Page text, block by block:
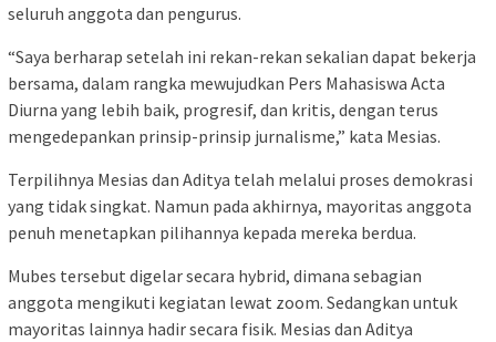
seluruh anggota dan pengurus.
“Saya berharap setelah ini rekan-rekan sekalian dapat bekerja
bersama, dalam rangka mewujudkan Pers Mahasiswa Acta
Diurna yang lebih baik, progresif, dan kritis, dengan terus
mengedepankan prinsip-prinsip jurnalisme,” kata Mesias.
Terpilihnya Mesias dan Aditya telah melalui proses demokrasi
yang tidak singkat. Namun pada akhirnya, mayoritas anggota
penuh menetapkan pilihannya kepada mereka berdua.
Mubes tersebut digelar secara hybrid, dimana sebagian
anggota mengikuti kegiatan lewat zoom. Sedangkan untuk
mayoritas lainnya hadir secara fisik. Mesias dan Aditya